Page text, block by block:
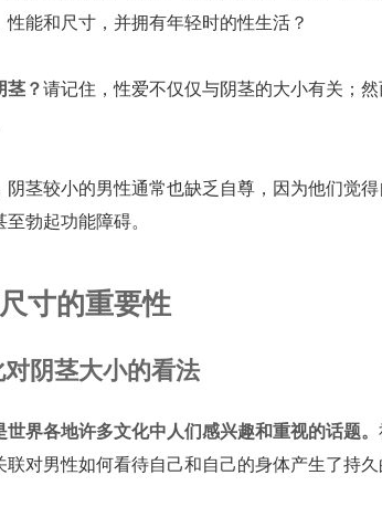
性能和尺寸，并拥有年轻时的性生活？
茎？请记住，性爱不仅仅与阴茎的大小有关；
阴茎较小的男性通常也缺乏自尊，因为他们觉
勃起功能障碍。
寸的重要性
阴茎大小的看法
世界各地许多文化中人们感兴趣和重视的话题。
联对男性如何看待自己和自己的身体产生了持